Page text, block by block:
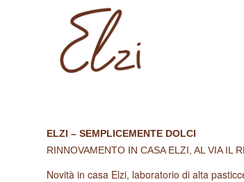
ELZI – SEMPLICEMENTE DOLCI
RINNOVAMENTO IN CASA ELZI, AL VIA IL
Novità in casa Elzi, laboratorio di alta